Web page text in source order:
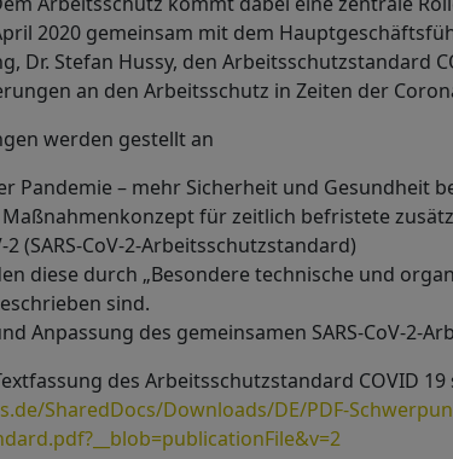
2020 gemeinsam mit dem
Dr. Stefan Hussy, den Arbeitsschutzstandard
an den Arbeitsschutz in Zeiten der
werden gestellt an
Pandemie – mehr Sicherheit und Gesundheit
für zeitlich befristete
2 (SARS-CoV-2-Arbeitsschutzstandard)
diese durch „Besondere technische und
sind.
Anpassung des gemeinsamen SARS-CoV-2-
des Arbeitsschutzstandard COVID
SharedDocs/Downloads/DE/PDF-